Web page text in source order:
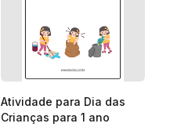
Atividade para Dia das
Crianças para 1 ano